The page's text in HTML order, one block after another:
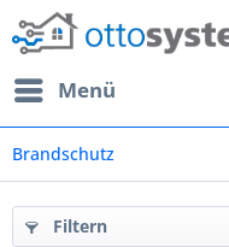
Menü
Brandschutz
Filtern